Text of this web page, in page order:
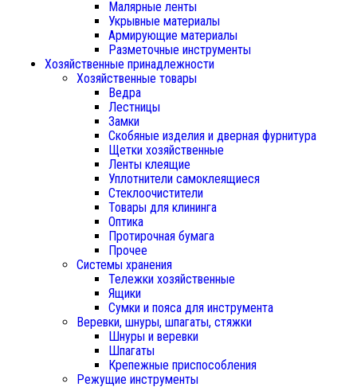
Малярные ленты
Укрывные материалы
Армирующие материалы
Разметочные инструменты
Хозяйственные принадлежности
Хозяйственные товары
Ведра
Лестницы
Замки
Скобяные изделия и дверная фурнитура
Щетки хозяйственные
Ленты клеящие
Уплотнители самоклеящиеся
Стеклоочистители
Товары для клининга
Оптика
Протирочная бумага
Прочее
Системы хранения
Тележки хозяйственные
Ящики
Сумки и пояса для инструмента
Веревки, шнуры, шпагаты, стяжки
Шнуры и веревки
Шпагаты
Крепежные приспособления
Режущие инструменты